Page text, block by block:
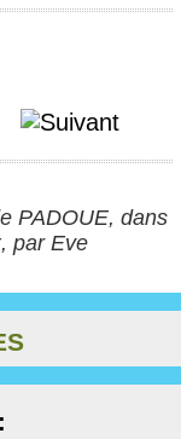
PADOUE, dans
par Eve